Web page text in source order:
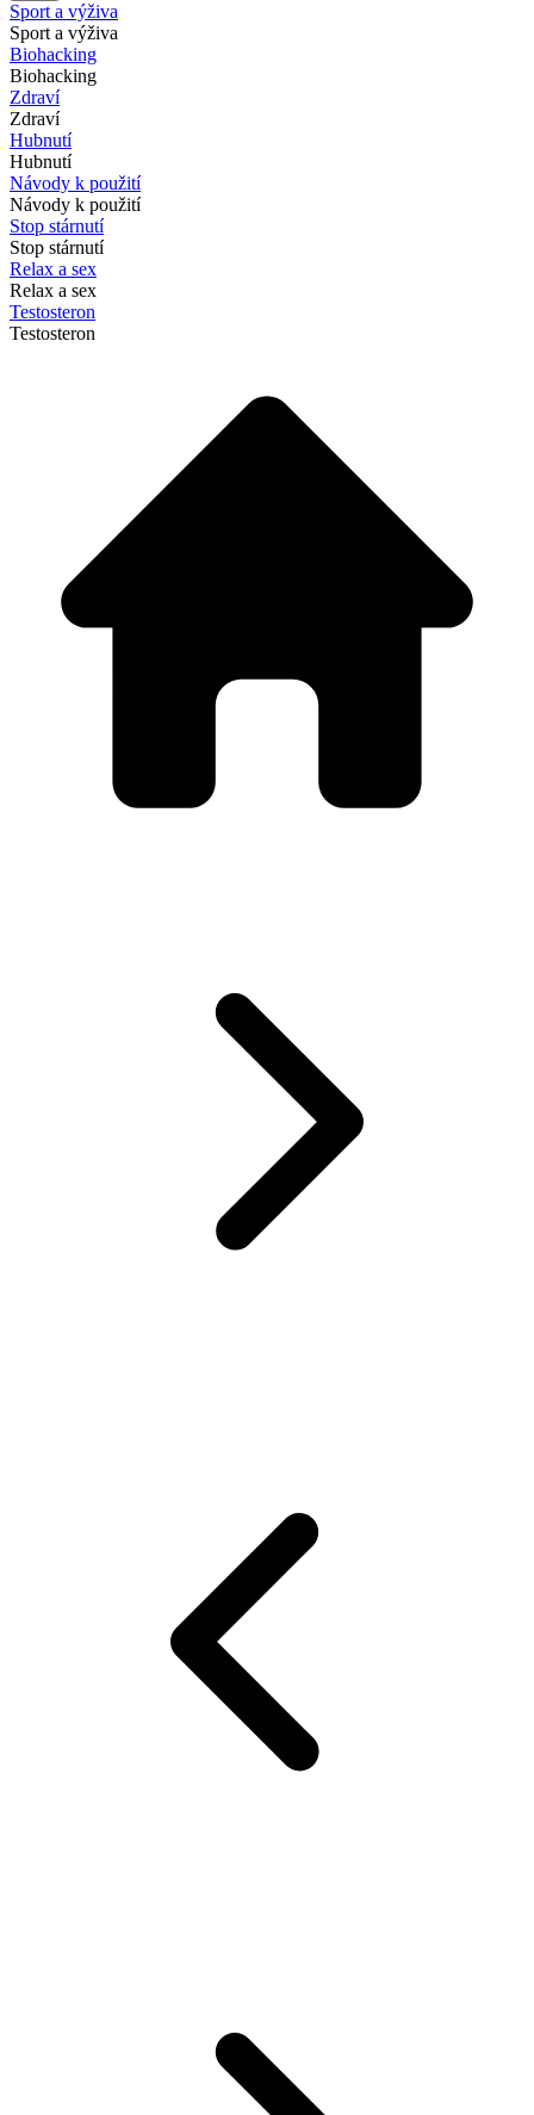
Sport a výživa
Sport a výživa
Biohacking
Biohacking
Zdraví
Zdraví
Hubnutí
Hubnutí
Návody k použití
Návody k použití
Stop stárnutí
Stop stárnutí
Relax a sex
Relax a sex
Testosteron
Testosteron